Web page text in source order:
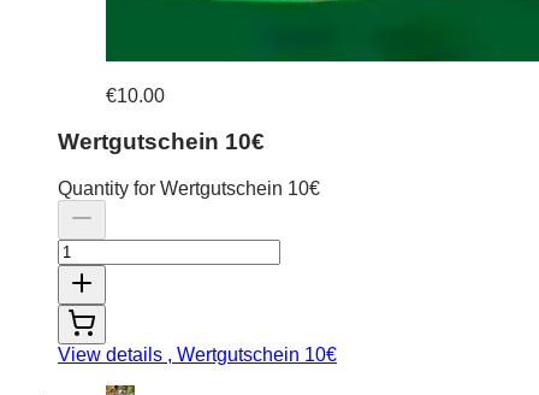
€10.00
Wertgutschein 10€
Quantity for Wertgutschein 10€
View details , Wertgutschein 10€